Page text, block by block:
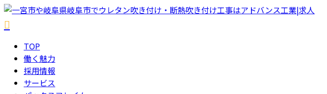
TOP
働く魅力
採用情報
サービス